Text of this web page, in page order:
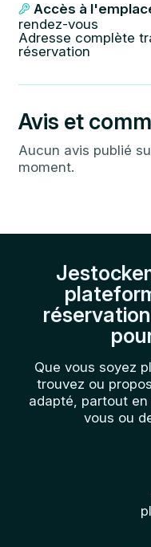
Accès à
rendez-vous
Adresse complète
réservation
Avis et
Aucun avis publié
moment.
Que vous soyez
trouvez ou
adapté, partout
vous ou